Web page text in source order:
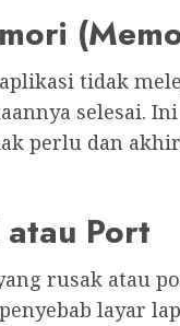
tidak
selesai.
perlu dan
Port
rusak atau
layar